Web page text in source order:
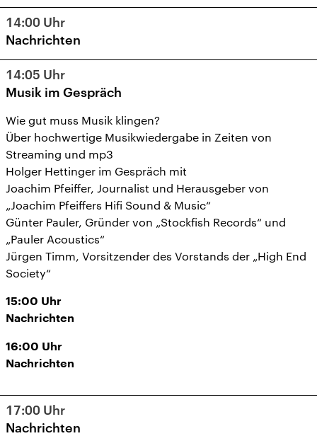
14:00 Uhr
Nachrichten
14:05 Uhr
Musik im Gespräch
Wie gut muss Musik klingen?
Über hochwertige Musikwiedergabe in Zeiten von
Streaming und mp3
Holger Hettinger im Gespräch mit
Joachim Pfeiffer, Journalist und Herausgeber von
„Joachim Pfeiffers Hifi Sound & Music“
Günter Pauler, Gründer von „Stockfish Records“ und
„Pauler Acoustics“
Jürgen Timm, Vorsitzender des Vorstands der „High End
Society“
15:00 Uhr
Nachrichten
16:00 Uhr
Nachrichten
17:00 Uhr
Nachrichten